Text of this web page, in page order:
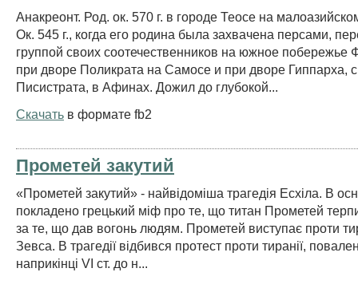
Анакреонт. Род. ок. 570 г. в городе Теосе на
Ок. 545 г., когда его родина была захвачена персами,
группой своих соотечественников на южное побережье
при дворе Поликрата на Самосе и при дворе Гиппарха,
Писистрата, в Афинах. Дожил до глубокой...
Скачать в формате fb2
Прометей закутий
«Прометей закутий» - найвідоміша трагедія Есхіла. В
покладено грецький міф про те, що титан Прометей
за те, що дав вогонь людям. Прометей виступає проти
Зевса. В трагедії відбився протест проти тиранії,
наприкінці VI ст. до н...